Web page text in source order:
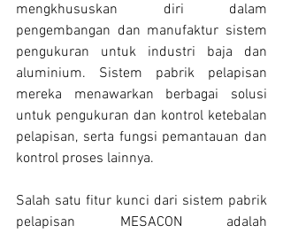
mengkhususkan diri dalam
pengembangan dan manufaktur sistem
pengukuran untuk industri baja dan
aluminium. Sistem pabrik pelapisan
mereka menawarkan berbagai solusi
untuk pengukuran dan kontrol ketebalan
pelapisan, serta fungsi pemantauan dan
kontrol proses lainnya.
Salah satu fitur kunci dari sistem pabrik
pelapisan MESACON adalah